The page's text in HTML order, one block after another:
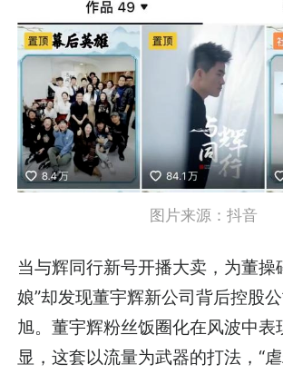
图片来源：抖音
当与辉同行新号开播大卖，为董操
娘”却发现董宇辉新公司背后控股
旭。董宇辉粉丝饭圈化在风波中表
显，这套以流量为武器的打法，“